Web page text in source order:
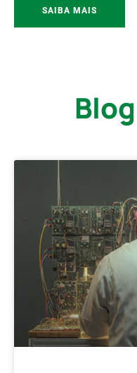
SAIBA MAIS